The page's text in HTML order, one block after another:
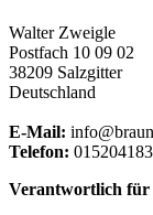
Walter Zweigle
Postfach 10 09 02
38209 Salzgitter
Deutschland
E-Mail:
Telefon:
Verantwortlich für